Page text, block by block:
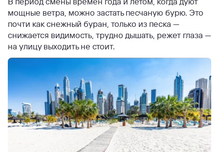
мощные ветра, можно застать песчаную бурю. Это
почти как снежный буран, только из песка —
снижается видимость, трудно дышать, режет глаза —
на улицу выходить не стоит.